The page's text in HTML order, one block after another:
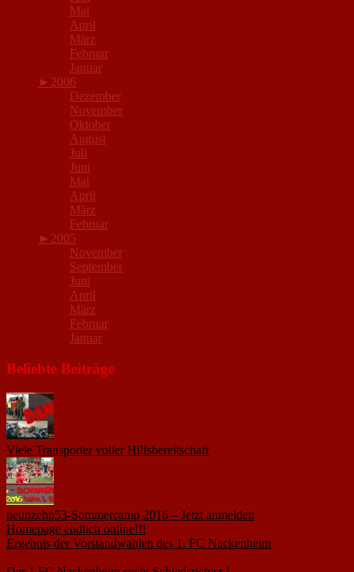
Mai
April
März
Februar
Januar
► 2006
Dezember
November
Oktober
August
Juli
Juni
Mai
April
März
Februar
► 2005
November
September
Juni
April
März
Februar
Januar
Beliebte Beiträge
Viele Transporter voller Hilfsbereitschaft
neunzehn53-Sommercamp 2016 – Jetzt anmelden
Homepage endlich online!!!
Ergebnis der Vorstandwahlen des 1. FC Nackenheim